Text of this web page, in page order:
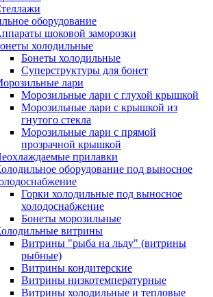
оборудование
шоковой заморозки
холодильные
Бонеты холодильные
Суперструктуры для бонет
лари
Морозильные лари с глухой крышкой
Морозильные лари с крышкой из
гнутого стекла
Морозильные лари с прямой
прозрачной крышкой
прилавки
оборудование под выносное
Горки холодильные под выносное
холодоснабжение
Бонеты морозильные
витрины
Витрины "рыба на льду" (витрины
рыбные)
Витрины кондитерские
Витрины низкотемпературные
Витрины холодильные и тепловые